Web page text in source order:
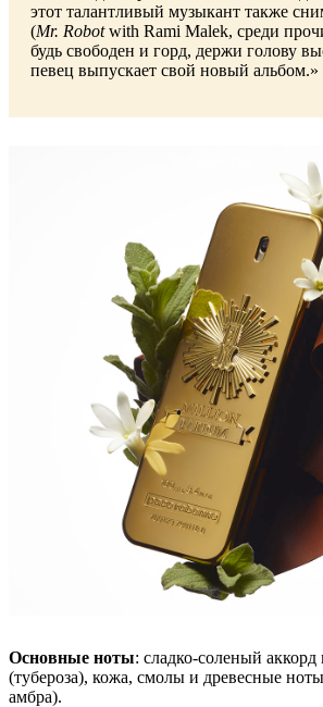
этот талантливый музыкант также
(Mr. Robotwith Rami Malek, среди
будь свободен и горд, держи голову
певец выпускает свой новый альбом.»
Основные ноты: сладко-соленый
(тубероза), кожа, смолы и древесные
амбра).